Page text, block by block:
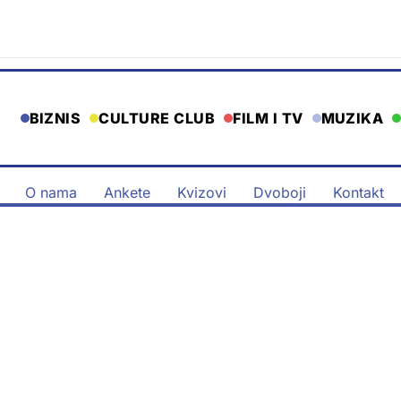
BIZNIS CULTURE CLUB FILM I TV MUZIKA
O nama Ankete Kvizovi Dvoboji Kontakt